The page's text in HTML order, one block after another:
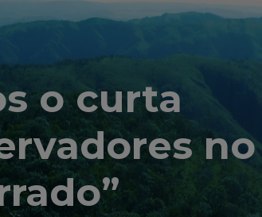
o curta
no